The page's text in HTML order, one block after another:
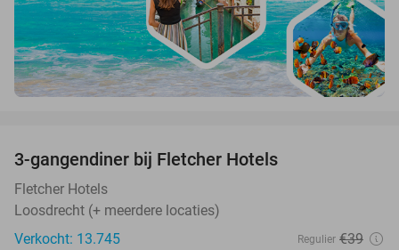
3-gangendiner bij Fletcher Hotels
Fletcher Hotels
Loosdrecht (+ meerdere locaties)
Verkocht: 13.745
Regulier €39